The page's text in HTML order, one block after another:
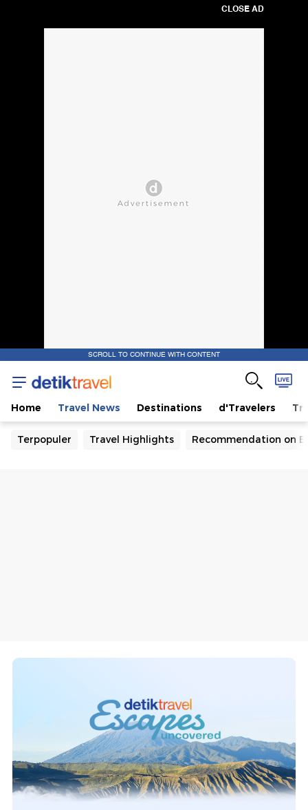
CLOSE AD
SCROLL TO CONTINUE WITH CONTENT
Home Travel News Destinations d'Travelers
Terpopuler Travel Highlights Recommendation on